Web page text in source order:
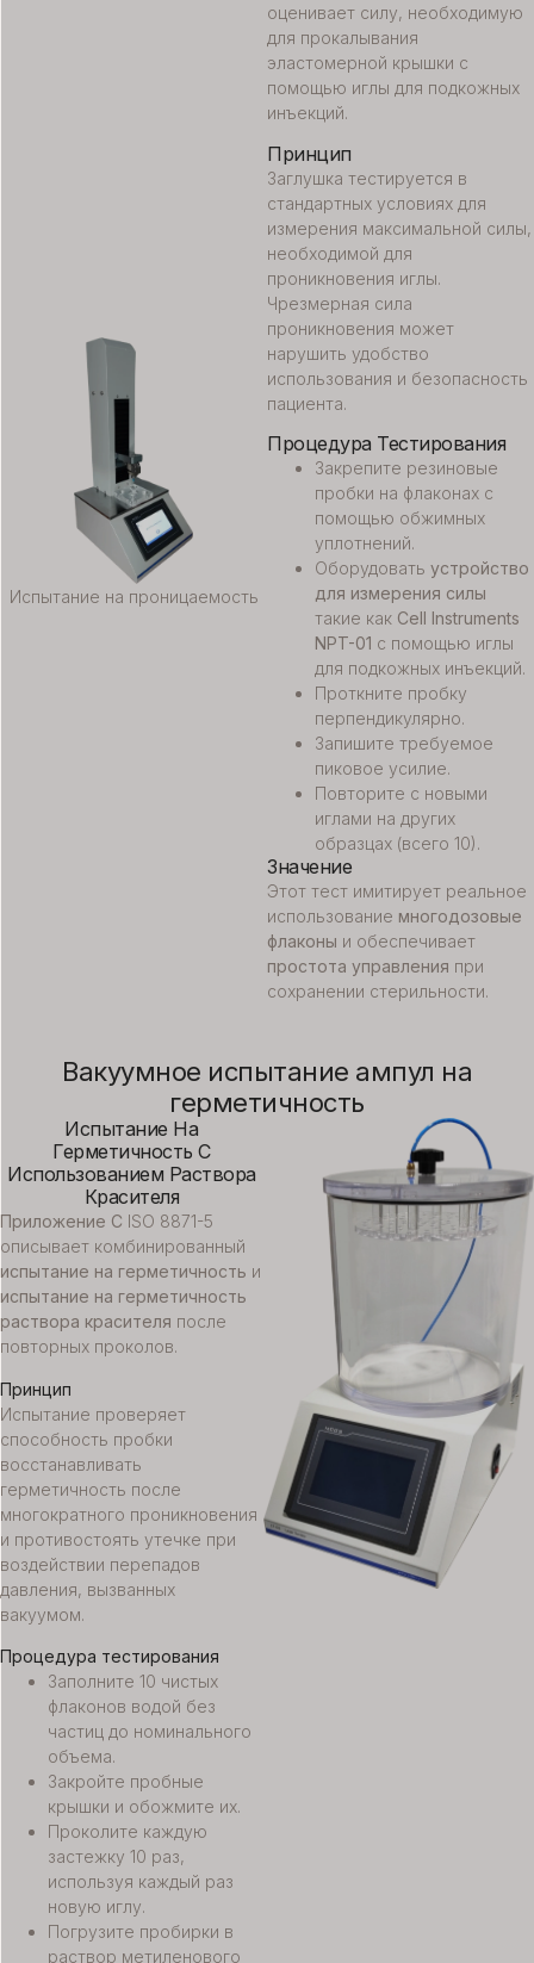
Испытание на проницаемость
оценивает силу, необходимую
для прокалывания
эластомерной крышки с
помощью иглы для подкожных
инъекций.
Принцип
Заглушка тестируется в
стандартных условиях для
измерения максимальной силы,
необходимой для
проникновения иглы.
Чрезмерная сила
проникновения может
нарушить удобство
использования и безопасность
пациента.
Процедура Тестирования
Закрепите резиновые
пробки на флаконах с
помощью обжимных
уплотнений.
Оборудовать устройство
для измерения силы
такие как Cell Instruments
NPT-01 с помощью иглы
для подкожных инъекций.
Проткните пробку
перпендикулярно.
Запишите требуемое
пиковое усилие.
Повторите с новыми
иглами на других
образцах (всего 10).
Значение
Этот тест имитирует реальное
использование многодозовые
флаконы и обеспечивает
простота управления при
сохранении стерильности.
Вакуумное испытание ампул на
герметичность
Испытание На
Герметичность С
Использованием Раствора
Красителя
Приложение C ISO 8871-5
описывает комбинированный
испытание на герметичность и
испытание на герметичность
раствора красителя после
повторных проколов.
Принцип
Испытание проверяет
способность пробки
восстанавливать
герметичность после
многократного проникновения
и противостоять утечке при
воздействии перепадов
давления, вызванных
вакуумом.
Процедура тестирования
Заполните 10 чистых
флаконов водой без
частиц до номинального
объема.
Закройте пробные
крышки и обожмите их.
Проколите каждую
застежку 10 раз,
используя каждый раз
новую иглу.
Погрузите пробирки в
раствор метиленового